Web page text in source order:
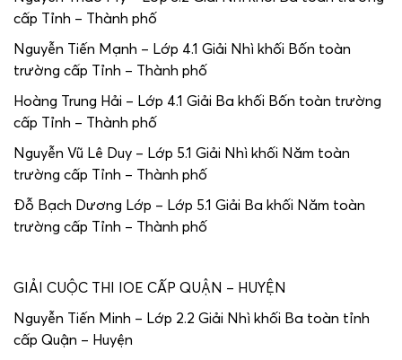
cấp Tỉnh – Thành phố
Nguyễn Tiến Mạnh – Lớp 4.1 Giải Nhì khối Bốn toàn
trường cấp Tỉnh – Thành phố
Hoàng Trung Hải – Lớp 4.1 Giải Ba khối Bốn toàn trường
cấp Tỉnh – Thành phố
Nguyễn Vũ Lê Duy – Lớp 5.1 Giải Nhì khối Năm toàn
trường cấp Tỉnh – Thành phố
Đỗ Bạch Dương Lớp – Lớp 5.1 Giải Ba khối Năm toàn
trường cấp Tỉnh – Thành phố
GIẢI CUỘC THI IOE CẤP QUẬN – HUYỆN
Nguyễn Tiến Minh – Lớp 2.2 Giải Nhì khối Ba toàn tỉnh
cấp Quận – Huyện